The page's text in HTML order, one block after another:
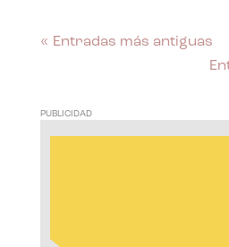
« Entradas más antiguas
PUBLICIDAD